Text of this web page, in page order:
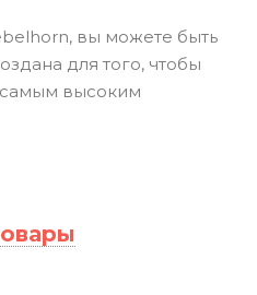
вы можете быть
для того, чтобы
самым высоким